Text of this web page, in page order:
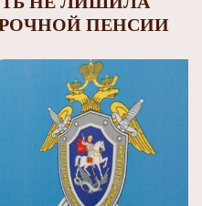
ПЕНСИИ